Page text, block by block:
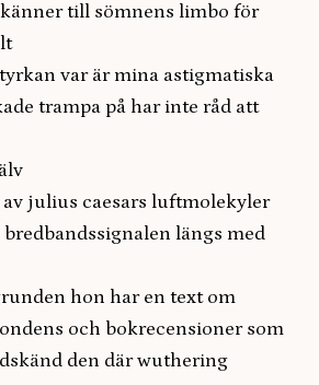
till sömnens limbo för
var är mina astigmatiska
trampa på har inte råd att
julius caesars luftmolekyler
längs med
hon har en text om
och bokrecensioner som
den där wuthering